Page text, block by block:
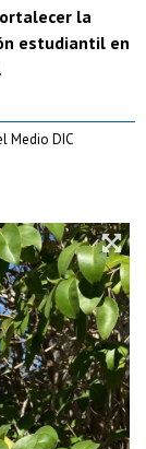
la
estudiantil en
.
Medio DIC